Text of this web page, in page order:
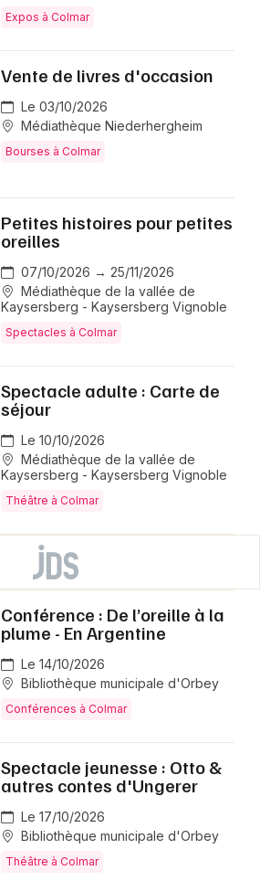
Expos à Colmar
Vente de livres d'occasion
Le 03/10/2026
Médiathèque Niederhergheim
Bourses à Colmar
Petites histoires pour petites
oreilles
07/10/2026 → 25/11/2026
Médiathèque de la vallée de
Kaysersberg - Kaysersberg Vignoble
Spectacles à Colmar
Spectacle adulte : Carte de
séjour
Le 10/10/2026
Médiathèque de la vallée de
Kaysersberg - Kaysersberg Vignoble
Théâtre à Colmar
Conférence : De l’oreille à la
plume - En Argentine
Le 14/10/2026
Bibliothèque municipale d'Orbey
Conférences à Colmar
Spectacle jeunesse : Otto &
autres contes d'Ungerer
Le 17/10/2026
Bibliothèque municipale d'Orbey
Théâtre à Colmar